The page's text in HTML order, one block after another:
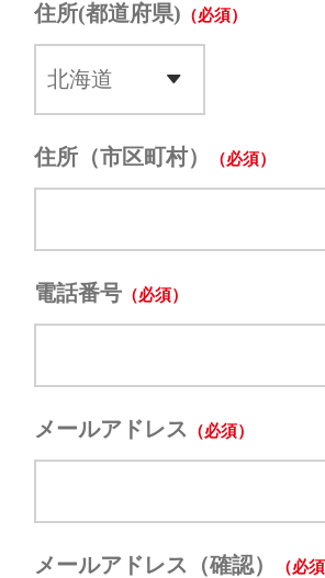
住所(都道府県)
住所（市区町村）
電話番号
メールアドレス
メールアドレス（確認）